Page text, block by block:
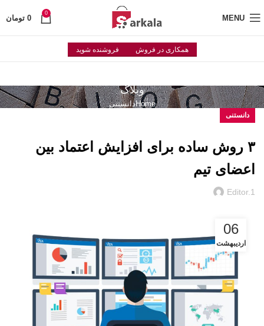
MENU
0
0 تومان
همکاری در فروش فروشنده شوید
وبلاگ
Homeدانستنی
دانستنی
۳ روش ساده برای افزایش اعتماد بین
اعضای تیم
Editor.1
06
اردیبهشت